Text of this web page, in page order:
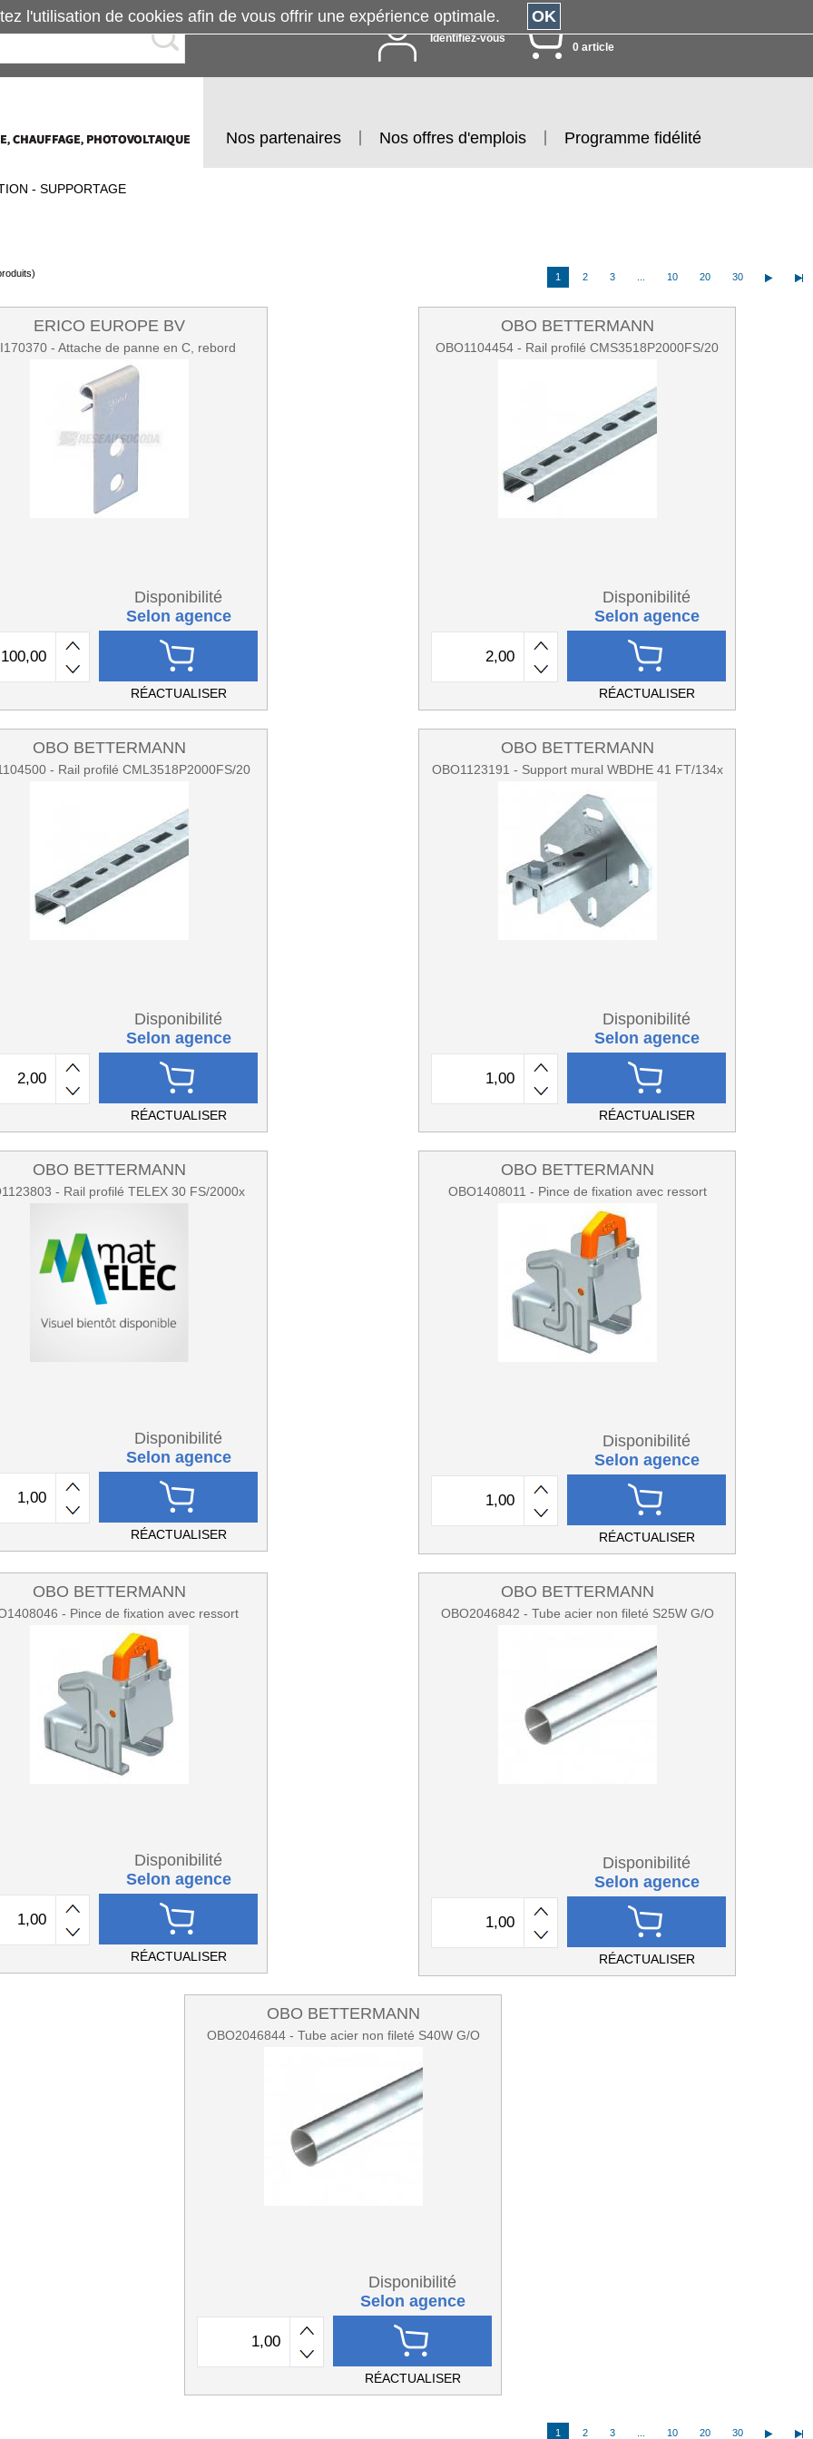
Identifiez-vous
0 article
Nos partenaires Nos offres d'emplois Programme fidélité
- SUPPORTAGE
1 2 3 10 20 30
ERICO EUROPE BV
- Attache de panne en C, rebord
Disponibilité
Selon agence
RÉACTUALISER
OBO BETTERMANN
OBO1104454 - Rail profilé CMS3518P2000FS/20
Disponibilité
Selon agence
RÉACTUALISER
OBO BETTERMANN
- Rail profilé CML3518P2000FS/20
Disponibilité
Selon agence
RÉACTUALISER
OBO BETTERMANN
OBO1123191 - Support mural WBDHE 41 FT/134x
Disponibilité
Selon agence
RÉACTUALISER
OBO BETTERMANN
- Rail profilé TELEX 30 FS/2000x
Disponibilité
Selon agence
RÉACTUALISER
OBO BETTERMANN
OBO1408011 - Pince de fixation avec ressort
Disponibilité
Selon agence
RÉACTUALISER
OBO BETTERMANN
- Pince de fixation avec ressort
Disponibilité
Selon agence
RÉACTUALISER
OBO BETTERMANN
OBO2046842 - Tube acier non fileté S25W G/O
Disponibilité
Selon agence
RÉACTUALISER
OBO BETTERMANN
OBO2046844 - Tube acier non fileté S40W G/O
Disponibilité
Selon agence
RÉACTUALISER
1 2 3 10 20 30
l'utilisation de cookies afin de vous offrir une expérience optimale. OK